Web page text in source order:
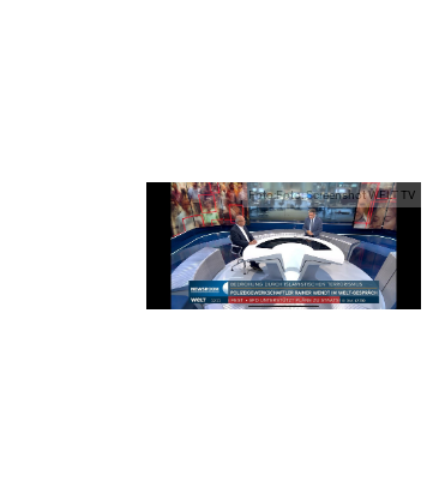
Foto:Foto: Screenshot WELT TV